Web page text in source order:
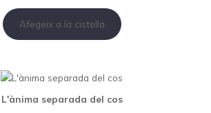
Afegeix a la cistella
L'ànima separada del cos